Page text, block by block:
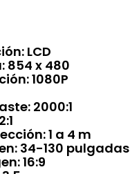
LCD
854 x 480
1080P
2000:1
1 a 4 m
34-130 pulgadas
16:9